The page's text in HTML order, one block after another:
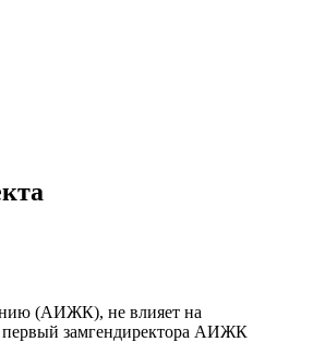
(АИЖК), не влияет на
первый замгендиректора АИЖК